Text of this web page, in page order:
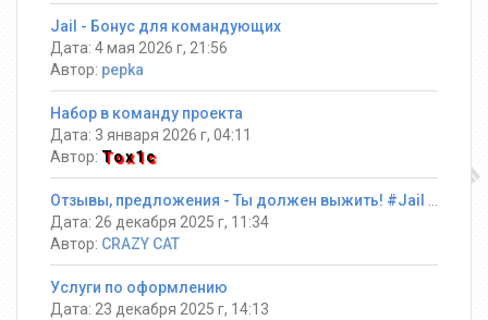
Jail - Бонус для командующих
Дата: 4 мая 2026 г, 21:56
Автор: pepka
Набор в команду проекта
Дата: 3 января 2026 г, 04:11
Автор: Tox1c
Дата: 26 декабря 2025 г, 11:34
Автор: CRAZY CAT
Услуги по оформлению
Дата: 23 декабря 2025 г, 14:13